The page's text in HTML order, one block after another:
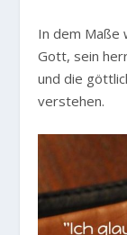
In dem Maße
Gott, sein
und die
verstehen.